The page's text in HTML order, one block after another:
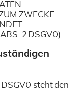
ZWECKE
2 DSGVO).
steht den